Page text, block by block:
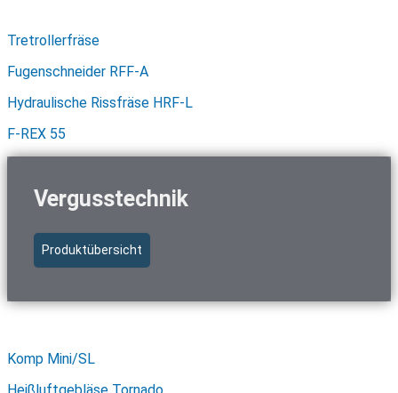
Tretrollerfräse
Fugenschneider RFF-A
Hydraulische Rissfräse HRF-L
F-REX 55
Vergusstechnik
Produktübersicht
Komp Mini/SL
Heißluftgebläse Tornado